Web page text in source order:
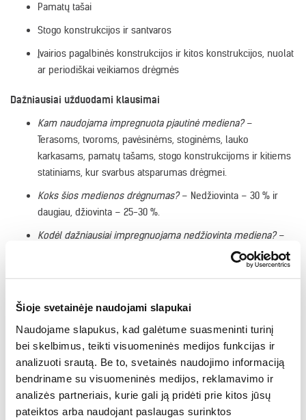
Šioje svetainėje naudojami slapukai
Naudojame slapukus, kad galėtume suasmeninti turinį
bei skelbimus, teikti visuomeninės medijos funkcijas ir
analizuoti srautą. Be to, svetainės naudojimo informaciją
bendriname su visuomeninės medijos, reklamavimo ir
analizės partneriais, kurie gali ją pridėti prie kitos jūsų
pateiktos arba naudojant paslaugas surinktos
Pamatų tašai
Stogo konstrukcijos ir santvaros
Įvairios pagalbinės konstrukcijos ir kitos konstrukcijos, nuolat
ar periodiškai veikiamos drėgmės
Dažniausiai užduodami klausimai
Kam naudojama impregnuota pjautinė mediena?–
Terasoms, tvoroms, pavėsinėms, stoginėms, lauko
karkasams, pamatų tašams, stogo konstrukcijoms ir kitiems
statiniams, kur svarbus atsparumas drėgmei.
Koks šios medienos drėgnumas?– Nedžiovinta – 30 % ir
daugiau, džiovinta – 25-30 %.
Kodėl dažniausiai impregnuojama nedžiovinta mediena?–
Nedžiovinta mediena geriau įgeria impregnantą, todėl
Ne, tai impregnuotos medienos grupės produktas – jis
visada tiekiamas impregnuotas.
Kuo giliuminė impregnacija geresnė už mirkymą?–
Apsauginė medžiaga įsiskverbia į medienos struktūrą, o ne
tik lieka ant paviršiaus, todėl apsauga yra ilgalaikė. Daugelis
konkurentų medieną tik mirko, todėl jų apsauga greičiau
susidėvi.